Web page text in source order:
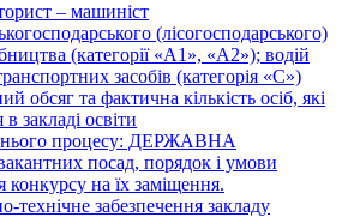
– машиніст
(лісогосподарського)
(категорії «А1», «А2»); водій
засобів (категорія «С»)
обсяг та фактична кількість осіб, які
закладі освіти
процесу: ДЕРЖАВНА
посад, порядок і умови
конкурсу на їх заміщення.
технічне забезпечення закладу